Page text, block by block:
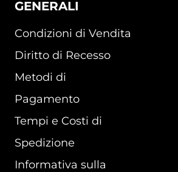
GENERALI
Condizioni di Vendita
Diritto di Recesso
Metodi di
Pagamento
Tempi e Costi di
Spedizione
Informativa sulla